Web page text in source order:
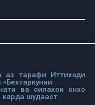
аз тарафи Иттиходи
ва оилахои онхо
карда шудааст.